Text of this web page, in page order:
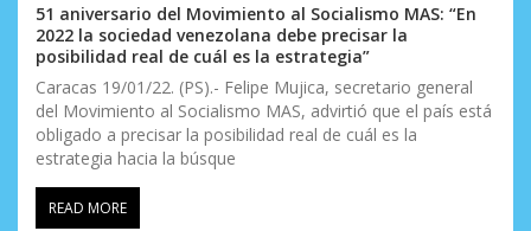
51 aniversario del Movimiento al Socialismo MAS: “En
2022 la sociedad venezolana debe precisar la
posibilidad real de cuál es la estrategia”
Caracas 19/01/22. (PS).- Felipe Mujica, secretario general
del Movimiento al Socialismo MAS, advirtió que el país está
obligado a precisar la posibilidad real de cuál es la
estrategia hacia la búsque
READ MORE